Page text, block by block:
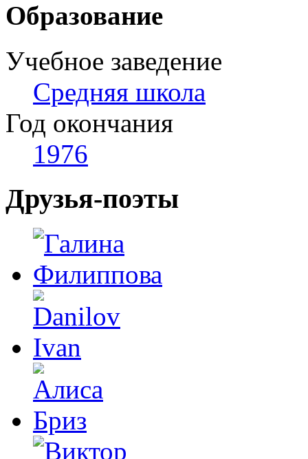
Образование
Учебное заведение
Средняя школа
Год окончания
1976
Друзья-поэты